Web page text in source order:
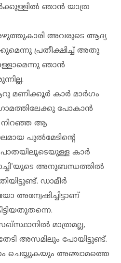
ഞാന്‍ യാത്ര
അവരുടെ ആദ്യ
പ്രതീക്ഷിച്ച് അതു
ഞാന്‍
കാര്‍ മാര്‍ഗം
പോകാന്‍
നിറഞ്ഞ ആ
പുല്‍മേടിന്റെ
കാര്‍
അനുബന്ധത്തില്‍
ഡാമീര്‍
മാത്രമല്ല,
അസമിലും പോയിട്ടുണ്ട്.
ചെയ്യുകയും അഞ്ചാമത്തെ